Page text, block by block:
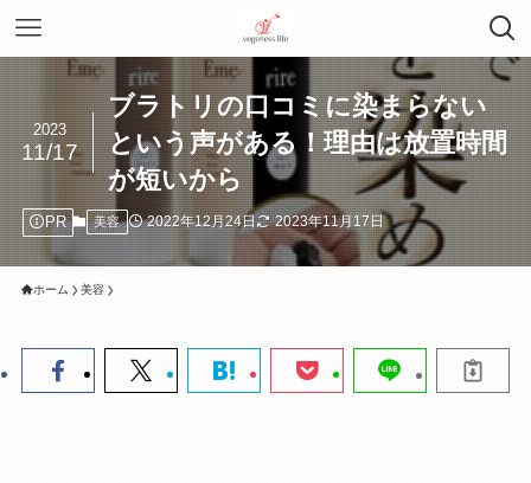
ブラトリの口コミに染まらない
という声がある！理由は放置時間
が短いから
2023
11/17
PR 美容 2022年12月24日 2023年11月17日
ホーム 美容